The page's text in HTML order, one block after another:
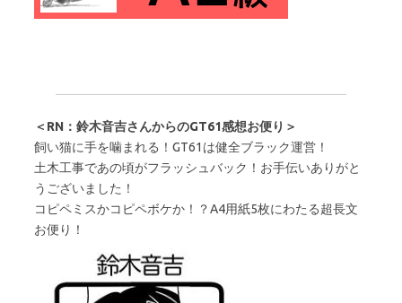
＜RN：鈴木音吉さんからのGT61感想お便り＞
飼い猫に手を噛まれる！GT61は健全ブラック運営！
土木工事であの頃がフラッシュバック！お手伝いありがと
うございました！
コピペミスかコピペボケか！？A4用紙5枚にわたる超長文
お便り！